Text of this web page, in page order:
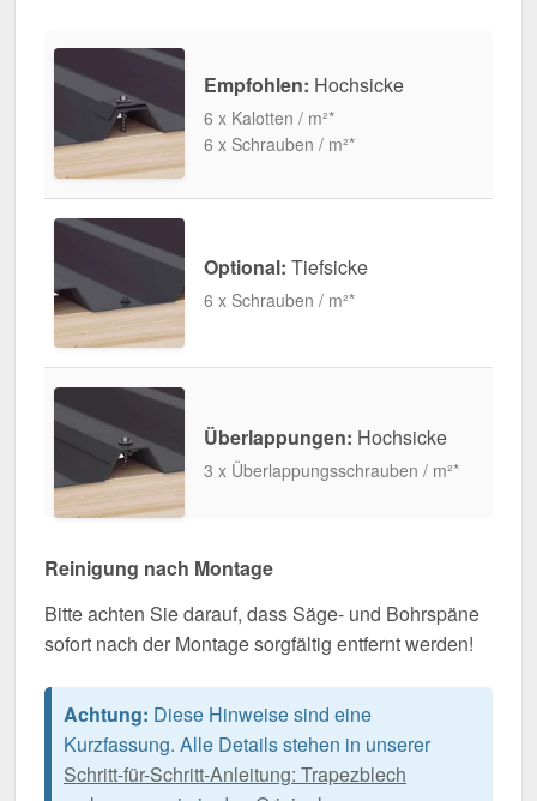
Empfohlen: Hochsicke
6 x Kalotten / m²*
6 x Schrauben / m²*
Optional: Tiefsicke
6 x Schrauben / m²*
Überlappungen: Hochsicke
3 x Überlappungsschrauben / m²*
Reinigung nach Montage
Bitte achten Sie darauf, dass Säge- und Bohrspäne
sofort nach der Montage sorgfältig entfernt werden!
Achtung: Diese Hinweise sind eine
Kurzfassung. Alle Details stehen in unserer
Schritt-für-Schritt-Anleitung: Trapezblech